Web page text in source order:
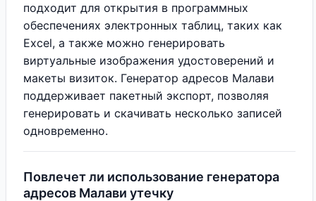
подходит для открытия в программных
обеспечениях электронных таблиц, таких как
Excel, а также можно генерировать
виртуальные изображения удостоверений и
макеты визиток. Генератор адресов Малави
поддерживает пакетный экспорт, позволяя
генерировать и скачивать несколько записей
одновременно.
Повлечет ли использование генератора
адресов Малави утечку